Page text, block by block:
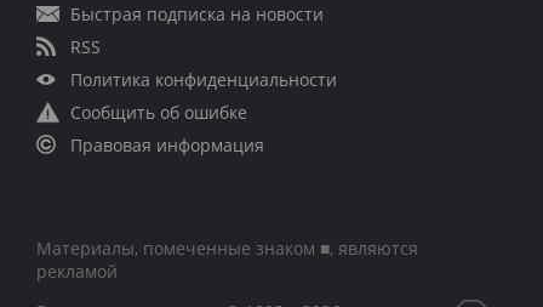
Быстрая подписка на новости
RSS
Политика конфиденциальности
Сообщить об ошибке
Правовая информация
Материалы, помеченные знаком ■, являются
рекламой